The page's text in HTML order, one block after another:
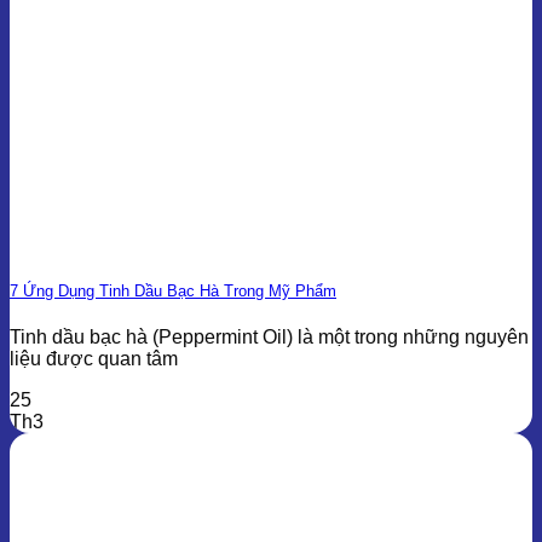
7 Ứng Dụng Tinh Dầu Bạc Hà Trong Mỹ Phẩm
Tinh dầu bạc hà (Peppermint Oil) là một trong những nguyên
liệu được quan tâm
25
Th3